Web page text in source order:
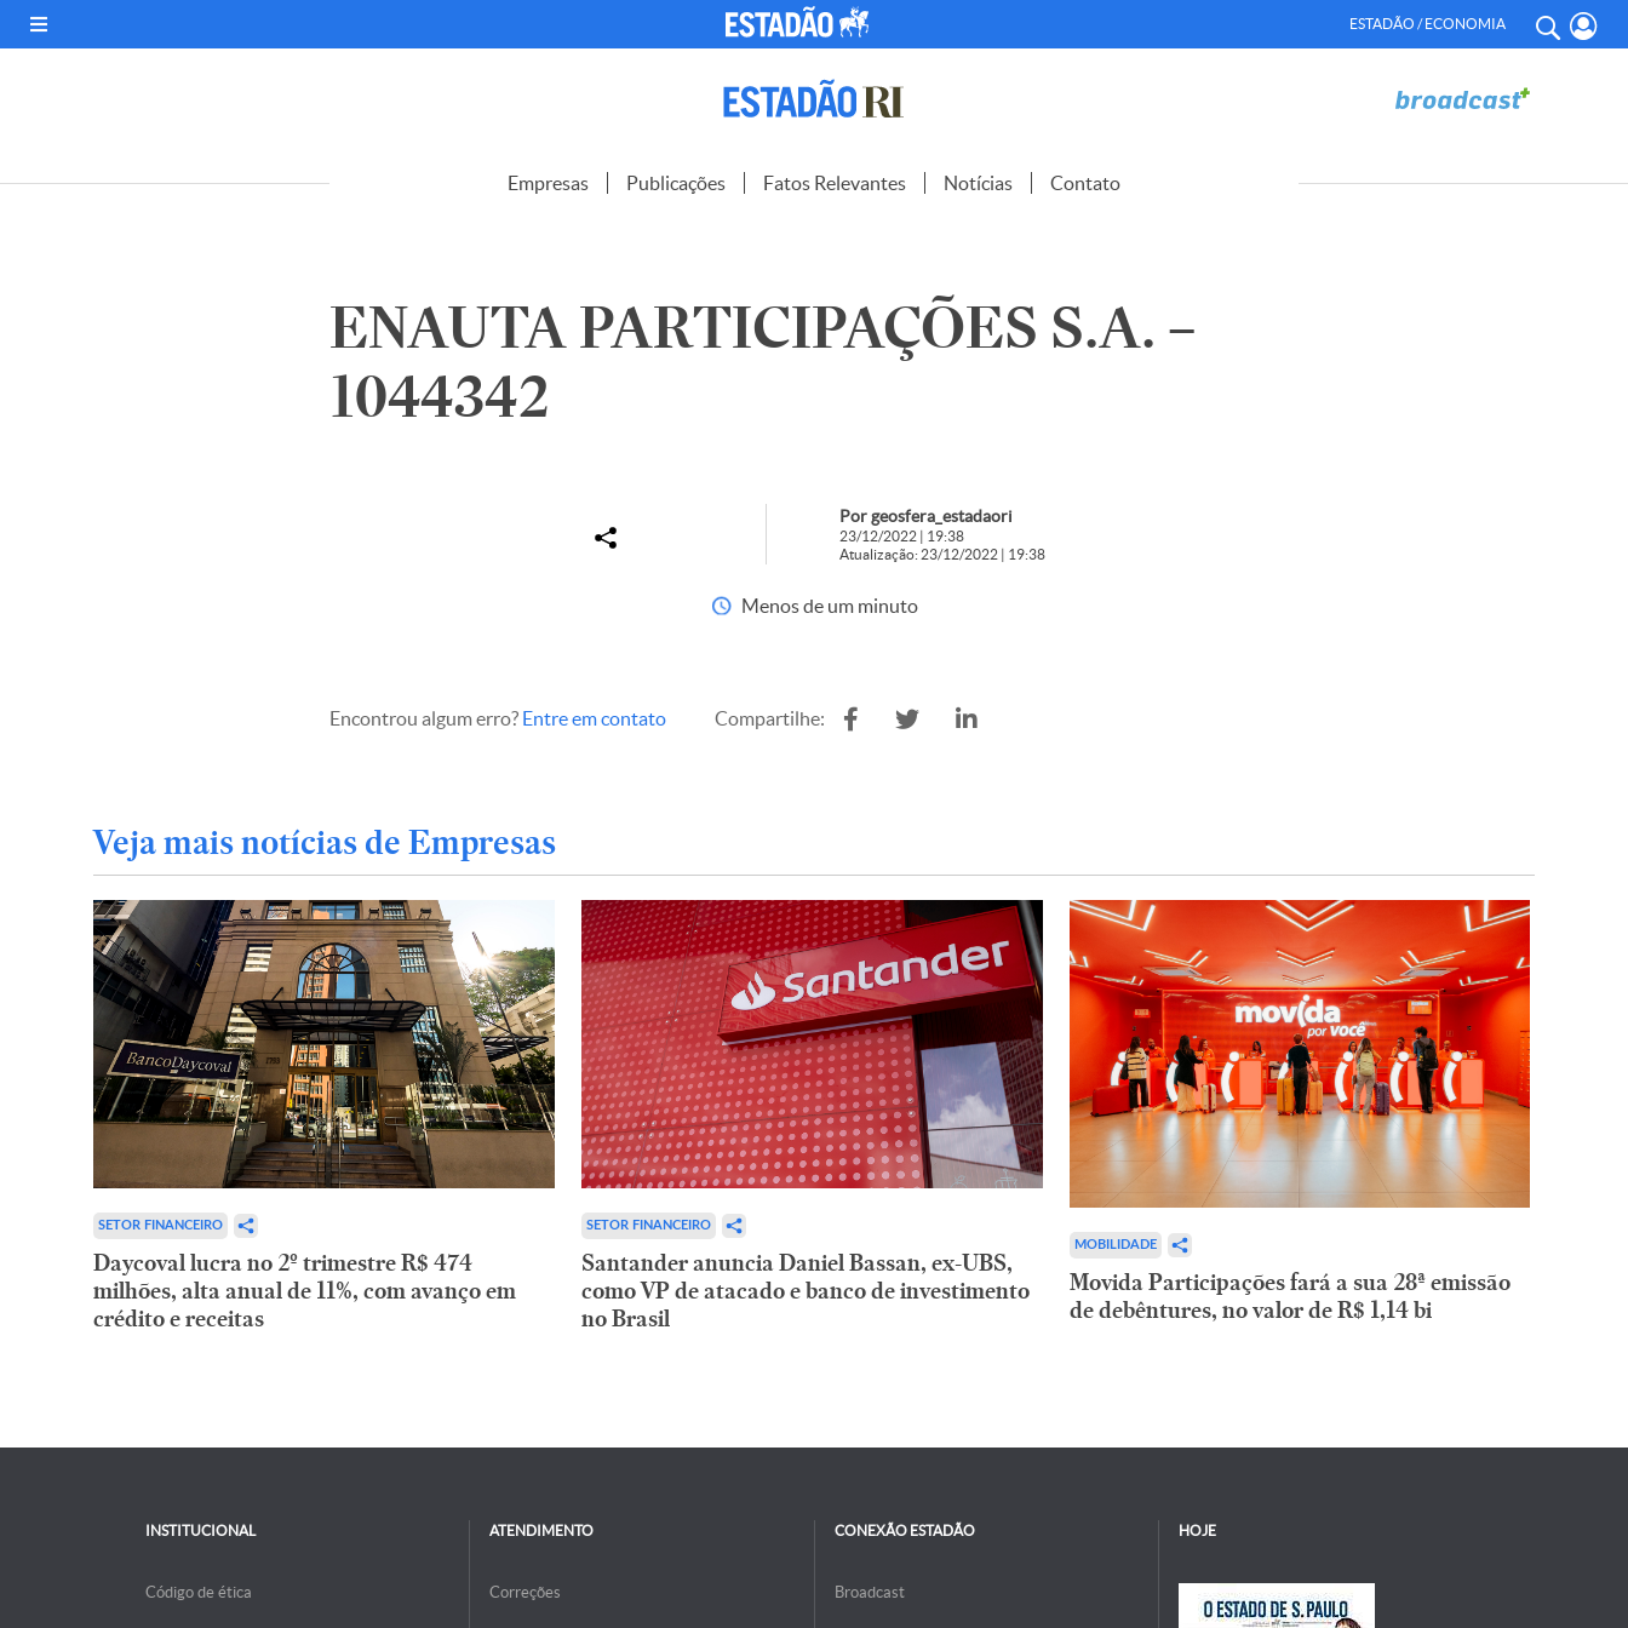
ESTADÃO / ECONOMIA
Empresas Publicações Fatos Relevantes Notícias Contato
ENAUTA PARTICIPAÇÕES S.A. –
1044342
Por geosfera_estadaori
23/12/2022 | 19:38
Atualização: 23/12/2022 | 19:38
Menos de um minuto
Encontrou algum erro? Entre em contato Compartilhe:
Veja mais notícias de Empresas
SETOR FINANCEIRO
Daycoval lucra no 2º trimestre R$ 474
milhões, alta anual de 11%, com avanço em
crédito e receitas
SETOR FINANCEIRO
Santander anuncia Daniel Bassan, ex-UBS,
como VP de atacado e banco de investimento
no Brasil
MOBILIDADE
Movida Participações fará a sua 28ª emissão
de debêntures, no valor de R$ 1,14 bi
INSTITUCIONAL
Código de ética
ATENDIMENTO
Correções
CONEXÃO ESTADÃO
Broadcast
HOJE